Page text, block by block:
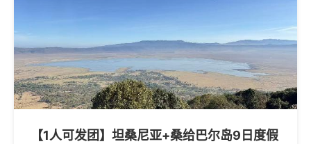
【1人可发团】坦桑尼亚+桑给巴尔岛9日度假